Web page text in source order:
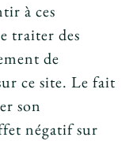
à ces
traiter des
de
ce site. Le fait
son
négatif sur
?